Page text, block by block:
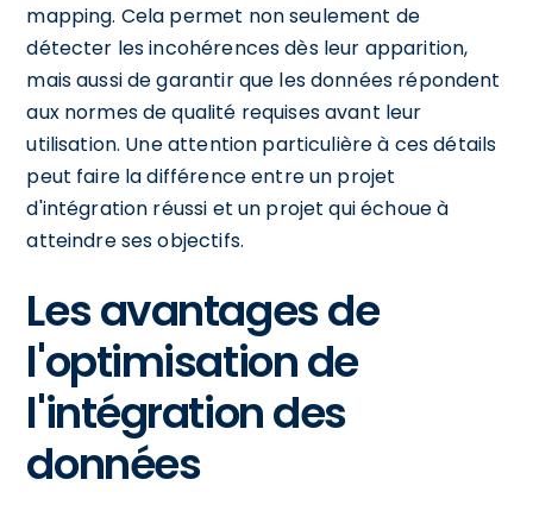
mapping. Cela permet non seulement de
détecter les incohérences dès leur apparition,
mais aussi de garantir que les données répondent
aux normes de qualité requises avant leur
utilisation. Une attention particulière à ces détails
peut faire la différence entre un projet
d'intégration réussi et un projet qui échoue à
atteindre ses objectifs.
Les avantages de
l'optimisation de
l'intégration des
données